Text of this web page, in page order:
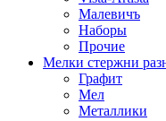
Малевичъ
Наборы
Прочие
Мелки стержни
Графит
Мел
Металлики